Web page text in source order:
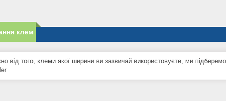
клем
від того, клеми якої ширини ви зазвичай використовуєте, ми